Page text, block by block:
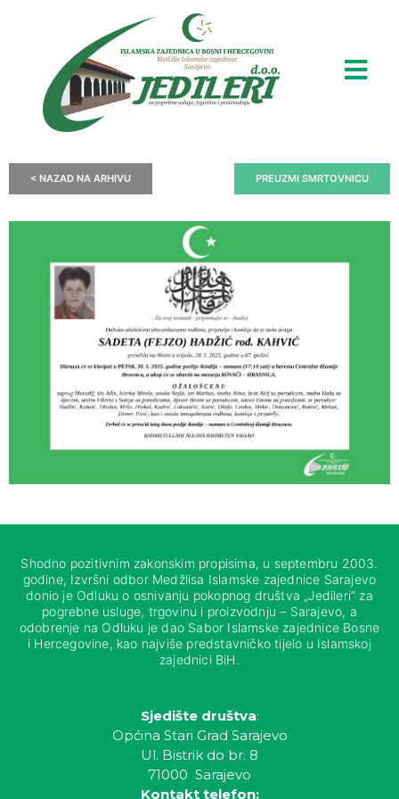
< NAZAD NA ARHIVU PREUZMI SMRTOVNICU
Shodno pozitivnim zakonskim propisima, u septembru 2003.
godine, Izvršni odbor Medžlisa Islamske zajednice Sarajevo
donio je Odluku o osnivanju pokopnog društva „Jedileri“ za
pogrebne usluge, trgovinu i proizvodnju – Sarajevo, a
odobrenje na Odluku je dao Sabor Islamske zajednice Bosne
i Hercegovine, kao najviše predstavničko tijelo u Islamskoj
zajednici BiH.
Sjedište društva:
Općina Stari Grad Sarajevo
Ul. Bistrik do br. 8
71000 Sarajevo
Kontakt telefon: